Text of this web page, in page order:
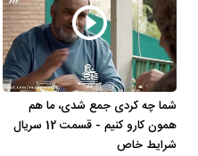
زمان بازیگری خود، هم در تلویزیون
در کارنامه دارد، در 21 اثر در سینما با نام‌های
سکوت کلمه، فیلم متولد 65 فیلم
عملیات مهد کودک
شما چه کردی جمع شدی، ما هم
همون کارو کنیم - قسمت 12 سریال
شرایط خاص